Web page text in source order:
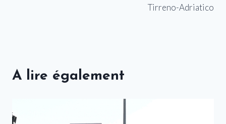
Tirreno-Adriatico
A lire également